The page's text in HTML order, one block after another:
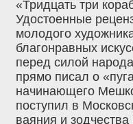
«Тридцать три
Удостоенные
молодого
благонравных
перед силой
прямо писал о
начинающего
поступил в
ваяния и